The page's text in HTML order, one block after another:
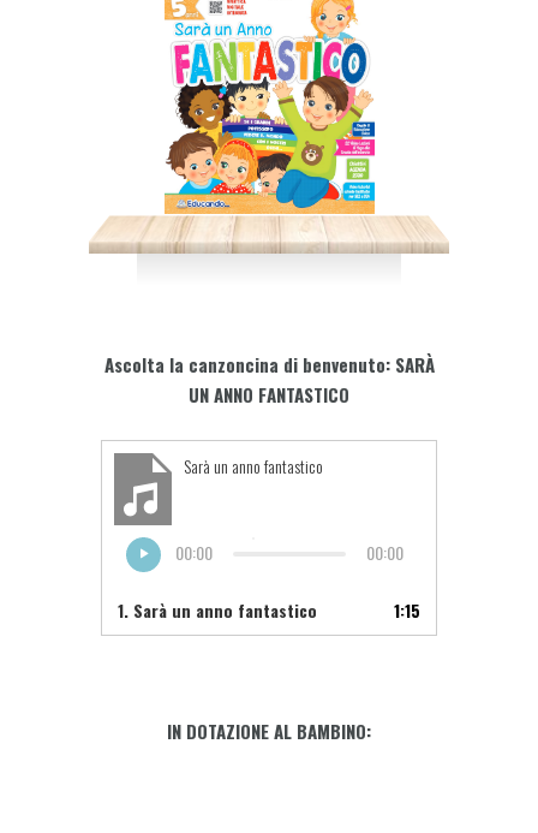
Ascolta la canzoncina di benvenuto: SARÀ
UN ANNO FANTASTICO
Sarà un anno fantastico
00:00 00:00
1. Sarà un anno fantastico 1:15
IN DOTAZIONE AL BAMBINO: